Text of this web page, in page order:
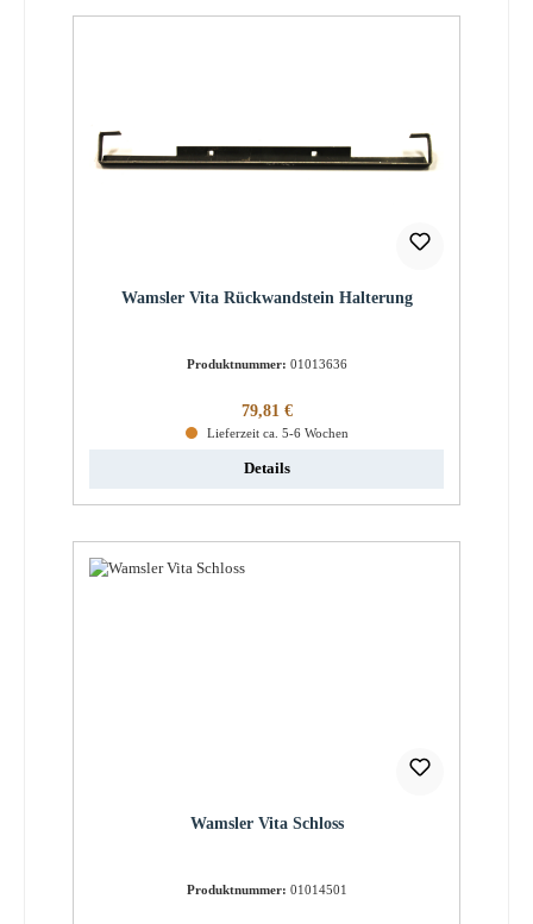
Wamsler Vita Rückwandstein Halterung
Produktnummer: 01013636
Regulärer Preis:
79,81 €
Lieferzeit ca. 5-6 Wochen
Details
Wamsler Vita Schloss
Produktnummer: 01014501